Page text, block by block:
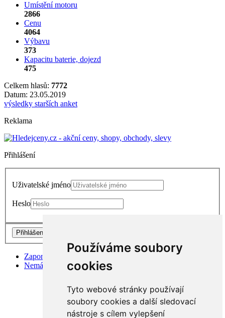
Používáme soubory
cookies
Tyto webové stránky používají
soubory cookies a další sledovací
nástroje s cílem vylepšení
Umístění motoru
2866
Cenu
4064
Výbavu
373
Kapacitu baterie, dojezd
475
Celkem hlasů: 7772
Datum: 23.05.2019
výsledky starších anket
Reklama
Přihlášení
Uživatelské jméno
Heslo
Přihlášení
Zapomněli jste heslo?
Nemáte účet? Vytvořte si ho zde.